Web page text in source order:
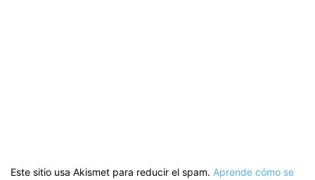
Este sitio usa Akismet para reducir el spam. Aprende cómo se